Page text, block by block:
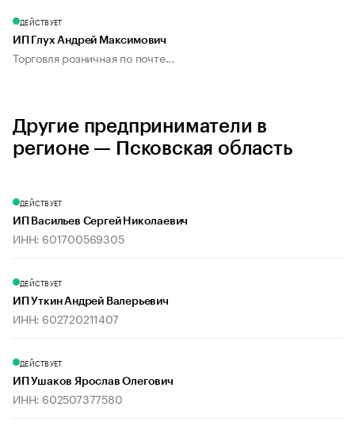
ДЕЙСТВУЕТ
ИП Глух Андрей Максимович
Торговля розничная по почте...
Другие предприниматели в
регионе — Псковская область
ДЕЙСТВУЕТ
ИП Васильев Сергей Николаевич
ИНН: 601700569305
ДЕЙСТВУЕТ
ИП Уткин Андрей Валерьевич
ИНН: 602720211407
ДЕЙСТВУЕТ
ИП Ушаков Ярослав Олегович
ИНН: 602507377580